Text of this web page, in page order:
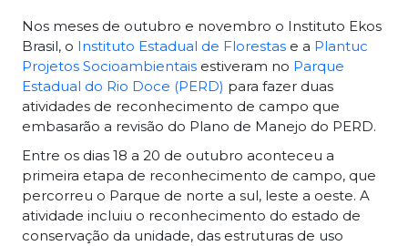
Nos meses de outubro e novembro o Instituto Ekos
Brasil, o Instituto Estadual de Florestas e a Plantuc
Projetos Socioambientais estiveram no Parque
Estadual do Rio Doce (PERD) para fazer duas
atividades de reconhecimento de campo que
embasarão a revisão do Plano de Manejo do PERD.
Entre os dias 18 a 20 de outubro aconteceu a
primeira etapa de reconhecimento de campo, que
percorreu o Parque de norte a sul, leste a oeste. A
atividade incluiu o reconhecimento do estado de
conservação da unidade, das estruturas de uso